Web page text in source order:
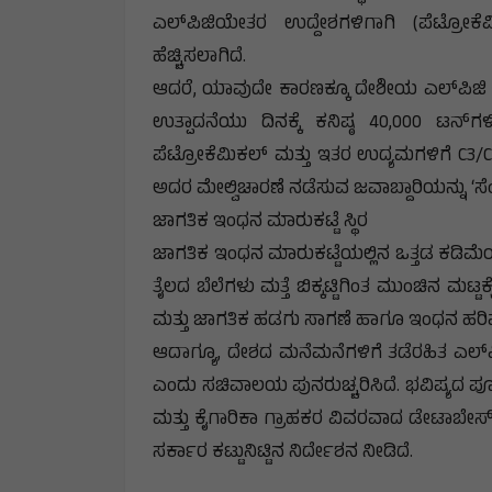
ಎಲ್‌ಪಿಜಿಯೇತರ ಉದ್ದೇಶಗಳಿಗಾಗಿ
ಹೆಚ್ಚಿಸಲಾಗಿದೆ.
ಆದರೆ, ಯಾವುದೇ ಕಾರಣಕ್ಕೂ ದೇಶೀಯ ಎಲ್‌ಪಿಜಿ
ಉತ್ಪಾದನೆಯು ದಿನಕ್ಕೆ ಕನಿಷ್ಠ 40,000
ಪೆಟ್ರೋಕೆಮಿಕಲ್ ಮತ್ತು ಇತರ ಉದ್ಯಮಗಳಿಗೆ C3/
ಅದರ ಮೇಲ್ವಿಚಾರಣೆ ನಡೆಸುವ ಜವಾಬ್ದಾರಿಯನ್ನು
ಜಾಗತಿಕ ಇಂಧನ ಮಾರುಕಟ್ಟೆ ಸ್ಥಿರ
ಜಾಗತಿಕ ಇಂಧನ ಮಾರುಕಟ್ಟೆಯಲ್ಲಿನ ಒತ್ತಡ
ತೈಲದ ಬೆಲೆಗಳು ಮತ್ತೆ ಬಿಕ್ಕಟ್ಟಿಗಿಂತ ಮುಂಚಿನ
ಮತ್ತು ಜಾಗತಿಕ ಹಡಗು ಸಾಗಣೆ ಹಾಗೂ ಇಂಧನ
ಆದಾಗ್ಯೂ, ದೇಶದ ಮನೆಮನೆಗಳಿಗೆ ತಡೆರಹಿತ
ಎಂದು ಸಚಿವಾಲಯ ಪುನರುಚ್ಚರಿಸಿದೆ. ಭವಿಷ್ಯದ
ಮತ್ತು ಕೈಗಾರಿಕಾ ಗ್ರಾಹಕರ ವಿವರವಾದ
ಸರ್ಕಾರ ಕಟ್ಟುನಿಟ್ಟಿನ ನಿರ್ದೇಶನ ನೀಡಿದೆ.